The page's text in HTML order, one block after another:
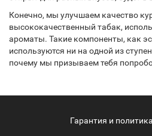
Конечно, мы улучшаем качество
высококачественный табак,
ароматы. Такие компоненты, как
используются ни на одной из
почему мы призываем тебя
Гарантия и